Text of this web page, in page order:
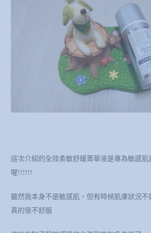
這次介紹的全效柔敏舒緩菁華液是專為敏感肌
喔!!!!!!
雖然我本身不是敏感肌，但有時候肌膚狀況不
真的很不舒服